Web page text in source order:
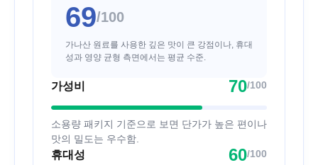
69/100
가나산 원료를 사용한 깊은 맛이 큰 강점이나, 휴대
성과 영양 균형 측면에서는 평균 수준.
가성비 70/100
소용량 패키지 기준으로 보면 단가가 높은 편이나
맛의 밀도는 우수함.
휴대성 60/100